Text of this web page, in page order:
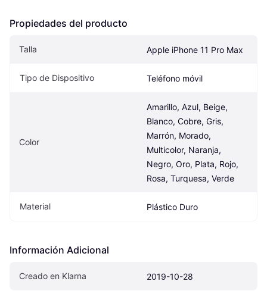
Propiedades del producto
Talla Apple iPhone 11 Pro Max
Tipo de Dispositivo Teléfono móvil
Color
Amarillo, Azul, Beige,
Blanco, Cobre, Gris,
Marrón, Morado,
Multicolor, Naranja,
Negro, Oro, Plata, Rojo,
Rosa, Turquesa, Verde
Material Plástico Duro
Información Adicional
Creado en Klarna 2019-10-28